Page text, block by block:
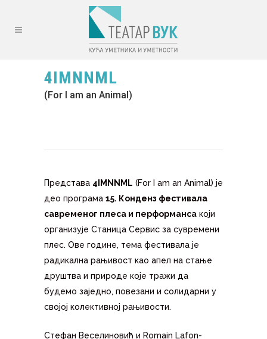
4IMNNML
(For I am an Animal)
Представа 4IMNNML (For I am an Animal) је
део програма 15. Конденз фестивала
савременог плеса и перформанса који
организује Станица Сервис за сувремени
плес. Ове године, тема фестивала је
радикална рањивост као апел на стање
друштва и природе које тражи да
будемо заједно, повезани и солидарни у
својој колективној рањивости.
Стефан Веселиновић и Romain Lafon-